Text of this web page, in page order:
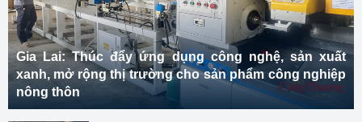
Gia Lai: Thúc đẩy ứng dụng công nghệ, sản xuất
xanh, mở rộng thị trường cho sản phẩm công nghiệp
nông thôn